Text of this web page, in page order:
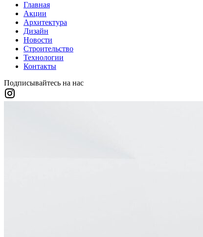
Главная
Акции
Архитектура
Дизайн
Новости
Строительство
Технологии
Контакты
Подписывайтесь на нас